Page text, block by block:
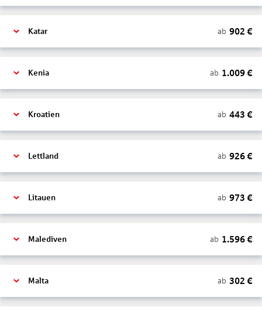
Katar ab 902 €
Kenia ab 1.009€
Kroatien ab 443 €
Lettland ab 926€
Litauen ab 973 €
Malediven ab 1.596€
Malta ab 302 €